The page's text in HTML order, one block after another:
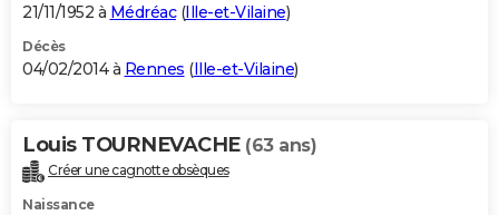
21/11/1952 à Médréac(Ille-et-Vilaine)
Décès
04/02/2014 à Rennes (Ille-et-Vilaine)
Louis TOURNEVACHE (63 ans)
Créer une cagnotte obsèques
Naissance